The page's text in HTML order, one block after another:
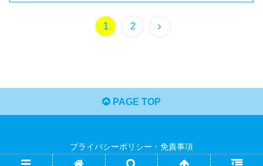
1 2
PAGE TOP
プライバシーポリシー・免責事項